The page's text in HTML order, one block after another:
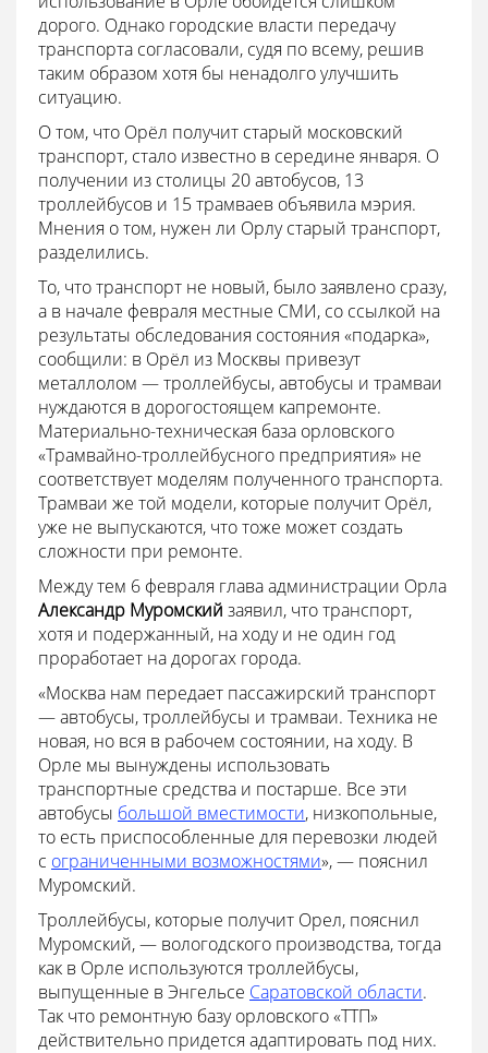
дорого. Однако городские власти передачу
транспорта согласовали, судя по всему, решив
таким образом хотя бы ненадолго улучшить
ситуацию.
О том, что Орёл получит старый московский
транспорт, стало известно в середине января. О
получении из столицы 20 автобусов, 13
троллейбусов и 15 трамваев объявила мэрия.
Мнения о том, нужен ли Орлу старый транспорт,
разделились.
То, что транспорт не новый, было заявлено сразу,
а в начале февраля местные СМИ, со ссылкой на
результаты обследования состояния «подарка»,
сообщили: в Орёл из Москвы привезут
металлолом — троллейбусы, автобусы и трамваи
нуждаются в дорогостоящем капремонте.
Материально-техническая база орловского
«Трамвайно-троллейбусного предприятия» не
соответствует моделям полученного транспорта.
Трамваи же той модели, которые получит Орёл,
уже не выпускаются, что тоже может создать
сложности при ремонте.
Между тем 6 февраля глава администрации Орла
Александр Муромский заявил, что транспорт,
хотя и подержанный, на ходу и не один год
проработает на дорогах города.
«Москва нам передает пассажирский транспорт
— автобусы, троллейбусы и трамваи. Техника не
новая, но вся в рабочем состоянии, на ходу. В
Орле мы вынуждены использовать
транспортные средства и постарше. Все эти
автобусы большой вместимости, низкопольные,
то есть приспособленные для перевозки людей
с ограниченными возможностями», — пояснил
Муромский.
Троллейбусы, которые получит Орел, пояснил
Муромский, — вологодского производства, тогда
как в Орле используются троллейбусы,
выпущенные в Энгельсе Саратовской области.
Так что ремонтную базу орловского «ТТП»
действительно придется адаптировать под них.